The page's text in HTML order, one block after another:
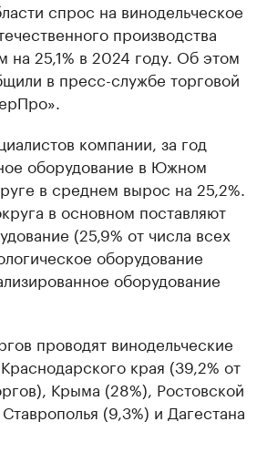
спрос на винодельческое
производства
на 25,1% в 2024 году. Об этом
в пресс-службе торговой
компании, за год
оборудование в Южном
в среднем вырос на 25,2%.
в основном поставляют
(25,9% от числа всех
оборудование
оборудование
проводят винодельческие
края (39,2% от
Крыма (28%), Ростовской
(9,3%) и Дагестана